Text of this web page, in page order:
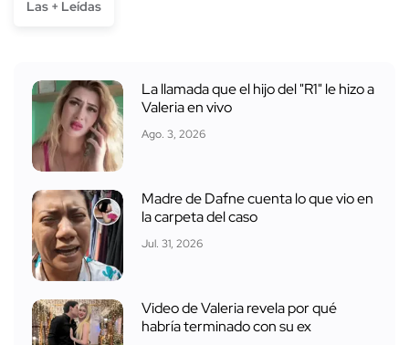
Las + Leídas
La llamada que el hijo del "R1" le hizo a
Valeria en vivo
Ago. 3, 2026
Madre de Dafne cuenta lo que vio en
la carpeta del caso
Jul. 31, 2026
Video de Valeria revela por qué
habría terminado con su ex